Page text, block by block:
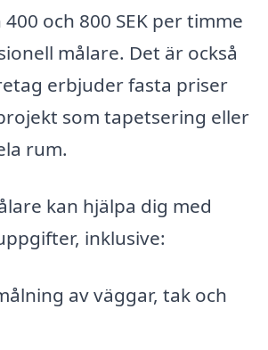
och 800 SEK per timme
målare. Det är också
erbjuder fasta priser
som tapetsering eller
rum.
kan hjälpa dig med
inklusive:
av väggar, tak och